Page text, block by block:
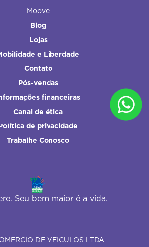
Moove
Blog
Lojas
e Liberdade
Contato
Pós-vendas
financeiras
Canal de ética
de privacidade
Trabalhe Conosco
Seu bem maior é a vida.
DE VEICULOS LTDA